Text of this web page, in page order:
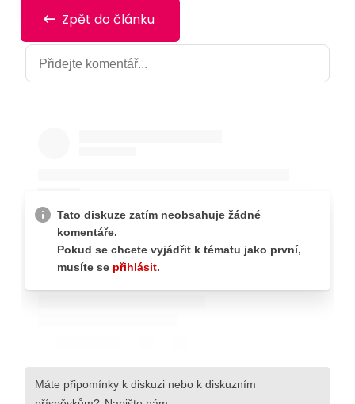
Zpět do článku